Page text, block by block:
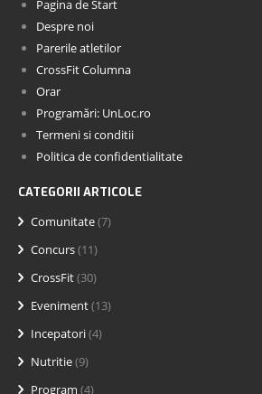
Pagina de Start
Despre noi
Parerile atletilor
CrossFit Columna
Orar
Programări: UnLoc.ro
Termeni si conditii
Politica de confidentialitate
CATEGORII ARTICOLE
Comunitate(7)
Concurs(11)
CrossFit(30)
Eveniment(13)
Incepatori(4)
Nutritie(9)
Program (4)